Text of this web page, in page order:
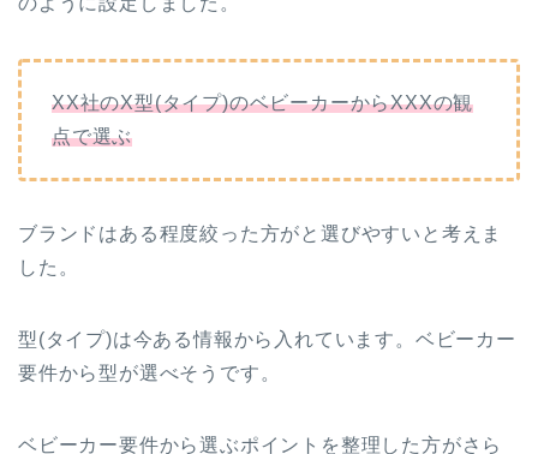
XX社のX型(タイプ)のベビーカーからXXXの観
点で選ぶ
ブランドはある程度絞った方がと選びやすいと考えま
した。
型(タイプ)は今ある情報から入れています。ベビーカー
要件から型が選べそうです。
ベビーカー要件から選ぶポイントを整理した方がさら